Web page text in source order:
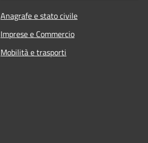
Anagrafe e stato civile
Imprese e Commercio
Mobilità e trasporti